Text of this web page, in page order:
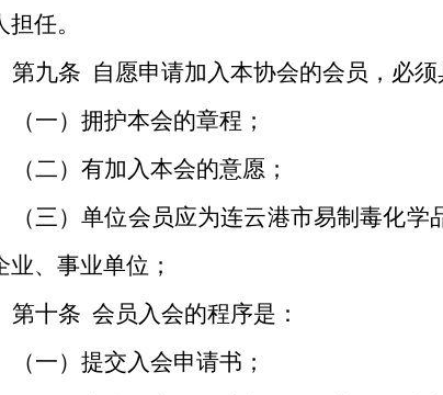
担任。
第九条 自愿申请加入本协会的会员，必须
（一）拥护本会的章程；
（二）有加入本会的意愿；
（三）单位会员应为连云港市易制毒化
业、事业单位；
第十条 会员入会的程序是：
（一）提交入会申请书；